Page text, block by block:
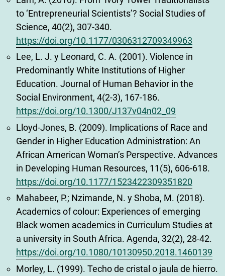
to ‘Entrepreneurial Scientists’? Social Studies of
Science, 40(2), 307-340.
https://doi.org/10.1177/0306312709349963
Lee, L. J. y Leonard, C. A. (2001). Violence in
Predominantly White Institutions of Higher
Education. Journal of Human Behavior in the
Social Environment, 4(2-3), 167-186.
https://doi.org/10.1300/J137v04n02_09
Lloyd-Jones, B. (2009). Implications of Race and
Gender in Higher Education Administration: An
African American Woman’s Perspective. Advances
in Developing Human Resources, 11(5), 606-618.
https://doi.org/10.1177/1523422309351820
Mahabeer, P.; Nzimande, N. y Shoba, M. (2018).
Academics of colour: Experiences of emerging
Black women academics in Curriculum Studies at
a university in South Africa. Agenda, 32(2), 28-42.
https://doi.org/10.1080/10130950.2018.1460139
Morley, L. (1999). Techo de cristal o jaula de hierro.